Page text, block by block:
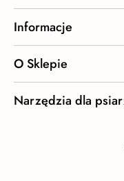
Informacje
O Sklepie
Narzędzia dla